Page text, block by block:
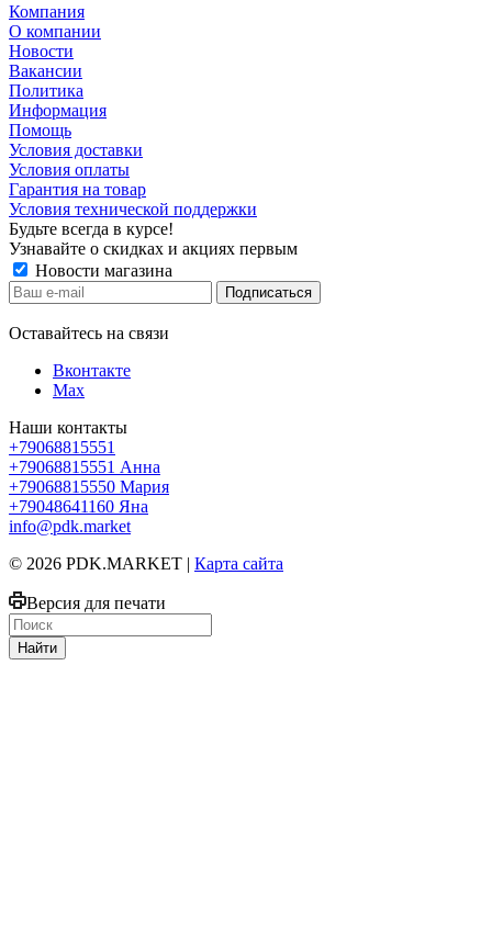
Компания
О компании
Новости
Вакансии
Политика
Информация
Помощь
Условия доставки
Условия оплаты
Гарантия на товар
Условия технической поддержки
Будьте всегда в курсе!
Узнавайте о скидках и акциях первым
Новости магазина
Оставайтесь на связи
Вконтакте
Max
Наши контакты
+79068815551
+79068815551 Анна
+79068815550 Мария
+79048641160 Яна
info@pdk.market
© 2026 PDK.MARKET | Карта сайта
Версия для печати
Найти